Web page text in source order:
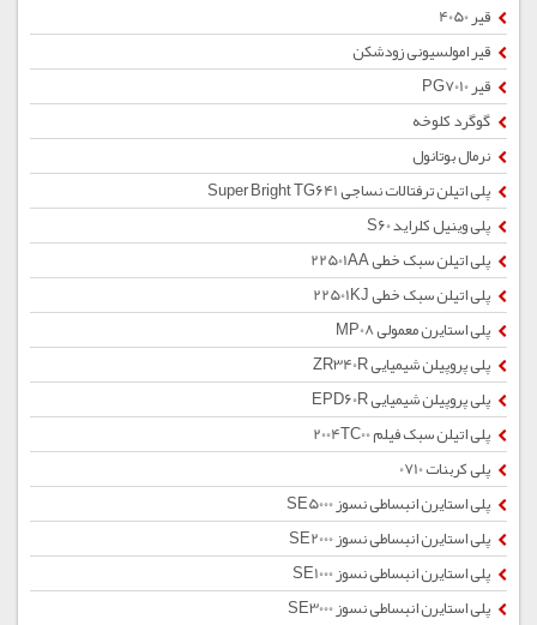
قیر 4050
قیر امولسیونی زودشکن
قیر PG7010
گوگرد کلوخه
نرمال بوتانول
پلی اتیلن ترفتالات نساجی Super Bright TG641
پلی وینیل کلراید S60
پلی اتیلن سبک خطی 22501AA
پلی اتیلن سبک خطی 22501KJ
پلی استایرن معمولی MP08
پلی پروپیلن شیمیایی ZR340R
پلی پروپیلن شیمیایی EPD60R
پلی اتیلن سبک فیلم 2004TC00
پلی کربنات 0710
پلی استایرن انبساطی نسوز SE5000
پلی استایرن انبساطی نسوز SE2000
پلی استایرن انبساطی نسوز SE1000
پلی استایرن انبساطی نسوز SE3000